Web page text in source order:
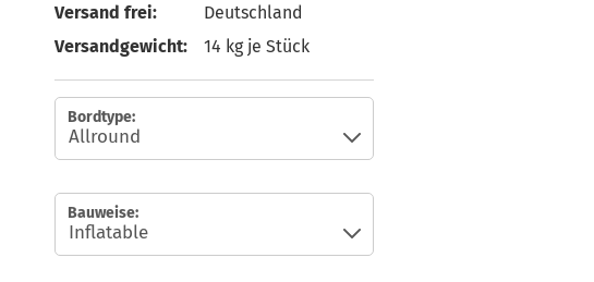
Versand frei:
Deutschland
Versandgewicht:
14 kg je Stück
Bordtype:
Bauweise: